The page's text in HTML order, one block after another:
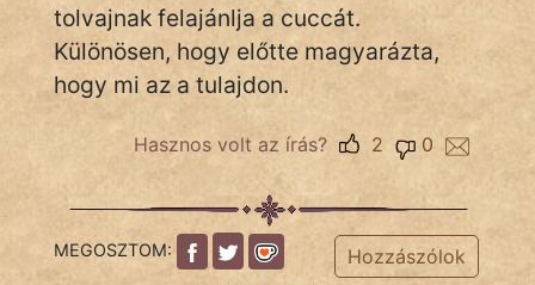
tolvajnak felajánlja a cuccát.
Különösen, hogy előtte magyarázta,
hogy mi az a tulajdon.
Hasznos volt az írás? 0
2
MEGOSZTOM: Hozzászólok